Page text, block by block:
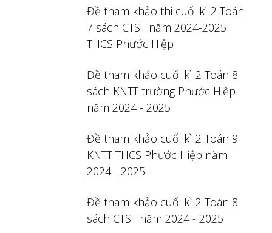
Đề tham khảo thi cuối kì 2 Toán
7 sách CTST năm 2024-2025
THCS Phước Hiệp
Đề tham khảo cuối kì 2 Toán 8
sách KNTT trường Phước Hiệp
năm 2024 - 2025
Đề tham khảo cuối kì 2 Toán 9
KNTT THCS Phước Hiệp năm
2024 - 2025
Đề tham khảo cuối kì 2 Toán 8
sách CTST năm 2024 - 2025